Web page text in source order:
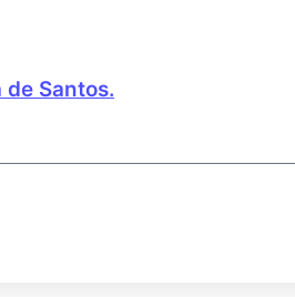
Santos.